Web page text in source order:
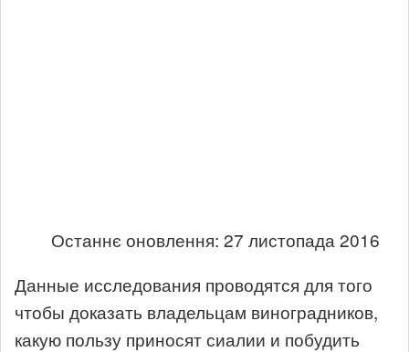
Останнє оновлення: 27 листопада 2016
Данные исследования проводятся для того
чтобы доказать владельцам виноградников,
какую пользу приносят сиалии и побудить